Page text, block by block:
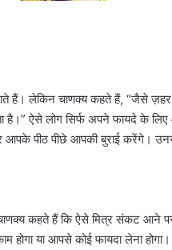
हैं। लेकिन चाणक्य कहते हैं, “जैसे
है।” ऐसे लोग सिर्फ अपने फायदे के
आपके पीठ पीछे आपकी बुराई करेंगे।
कहते हैं कि ऐसे मित्र संकट आने
या आपसे कोई फायदा लेना